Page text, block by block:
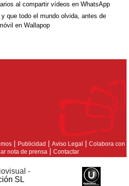
al compartir vídeos en WhatsApp
y que todo el mundo olvida, antes de
en Wallapop
| Publicidad | Aviso Legal | Colabora con
nota de prensa | Contactar
-
SL